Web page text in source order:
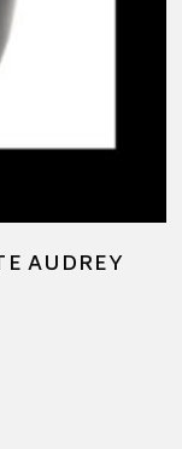
AUDREY